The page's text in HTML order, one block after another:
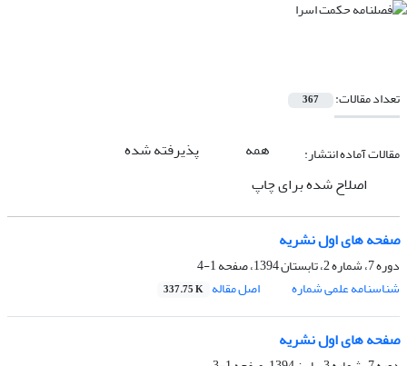
تعداد مقالات: 367
مقالات آماده انتشار: همه
پذیرفته شده
اصلاح شده برای چاپ
صفحه های اول نشریه
دوره 7، شماره 2، تابستان 1394، صفحه
1-4
شناسنامه علمی شماره
اصل مقاله 337.75 K
صفحه های اول نشریه